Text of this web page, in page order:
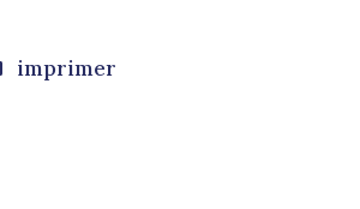
imprimer